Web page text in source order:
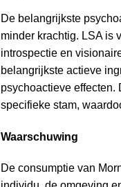
De belangrijkste
minder krachtig. LSA is
introspectie en
belangrijkste actieve
psychoactieve
specifieke stam,
Waarschuwing
De consumptie van